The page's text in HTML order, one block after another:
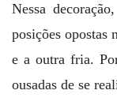
Nessa
posições opostas
e a outra fria.
ousadas de se